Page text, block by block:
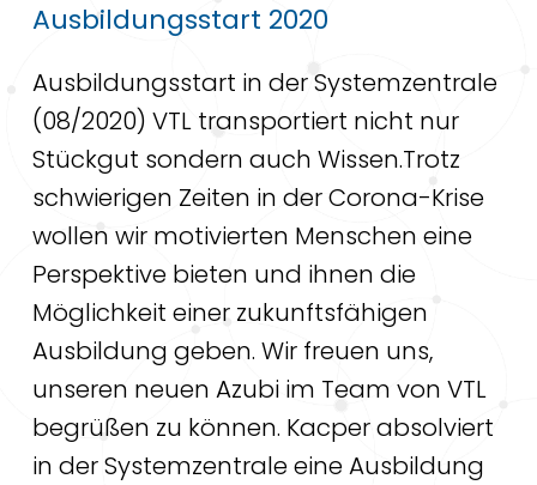
Ausbildungsstart 2020
Ausbildungsstart in der Systemzentrale
(08/2020) VTL transportiert nicht nur
Stückgut sondern auch Wissen.Trotz
schwierigen Zeiten in der Corona-Krise
wollen wir motivierten Menschen eine
Perspektive bieten und ihnen die
Möglichkeit einer zukunftsfähigen
Ausbildung geben. Wir freuen uns,
unseren neuen Azubi im Team von VTL
begrüßen zu können. Kacper absolviert
in der Systemzentrale eine Ausbildung